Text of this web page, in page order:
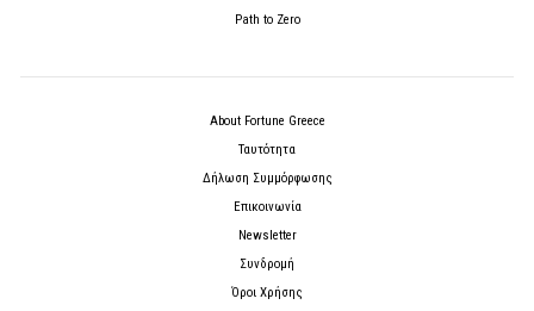
Path to Zero
About Fortune Greece
Ταυτότητα
Δήλωση Συμμόρφωσης
Επικοινωνία
Newsletter
Συνδρομή
Όροι Χρήσης